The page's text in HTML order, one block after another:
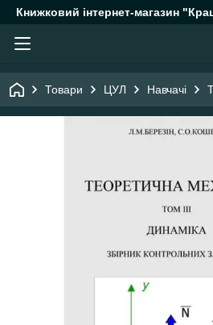
Книжковий інтернет-магазин
Товари ЦУЛ Навчачі